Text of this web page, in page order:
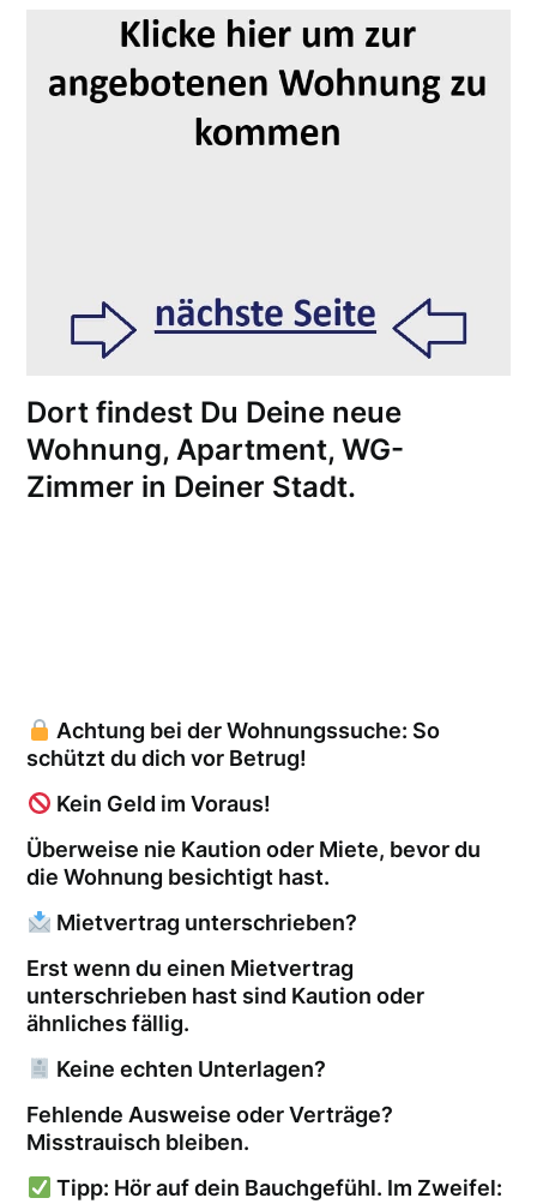
Dort findest Du Deine neue
Wohnung, Apartment, WG-
Zimmer in Deiner Stadt.
Achtung bei der Wohnungssuche: So
schützt du dich vor Betrug!
Kein Geld im Voraus!
Überweise nie Kaution oder Miete, bevor du
die Wohnung besichtigt hast.
Mietvertrag unterschrieben?
Erst wenn du einen Mietvertrag
unterschrieben hast sind Kaution oder
ähnliches fällig.
Keine echten Unterlagen?
Fehlende Ausweise oder Verträge?
Misstrauisch bleiben.
Tipp: Hör auf dein Bauchgefühl. Im Zweifel: